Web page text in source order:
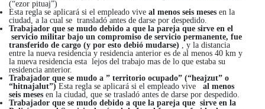
(“ezor pituaj”)
Esta regla se aplicará si el empleado vive al menos seis meses en la
ciudad, a la cual se transladó antes de darse por despedido.
Trabajador que se mudo debido a que la pareja que sirve en el
servicio militar bajo un compromiso de servicio permanente, fue
transferido de cargo (y por esto debió mudarse) , y la distancia
entre la nueva residencia y residencia anterior es de al menos 40 km y
la nueva residencia esta lejos del trabajo mas de lo que estaba su
residencia anterior.
Trabajador que se mudo a ” territorio ocupado” (“heajzut” o
“hitnajalut”) Esta regla se aplicará si el empleado vive
al menos
seis meses en la ciudad, que se trasladó antes de darse por despedido.
Trabajador que se mudo debido a que la pareja que sirve en la